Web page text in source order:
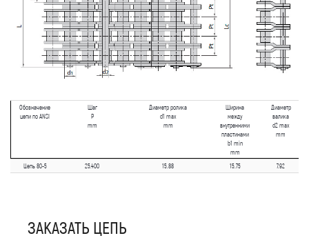
Обозначение
цепи по ANSI
Шаг
P
mm
Диаметр ролика
d1 max
mm
Ширина
между
внутренними
пластинами
b1 min
mm
Диаметр
валика
d2 max
mm
Цепь 80-5 25.400 15.88 15.75 7.92
ЗАКАЗАТЬ ЦЕПЬ